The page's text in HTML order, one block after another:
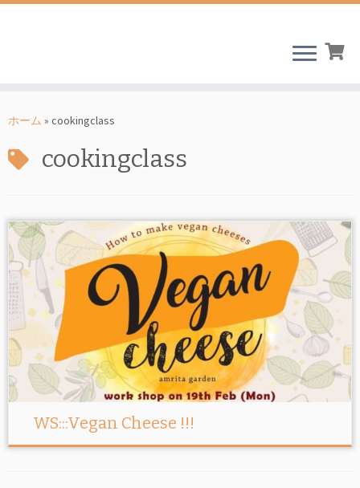
ン
ン
キ
ッ
プ
ホーム » cookingclass
cookingclass
WS:::Vegan Cheese !!!